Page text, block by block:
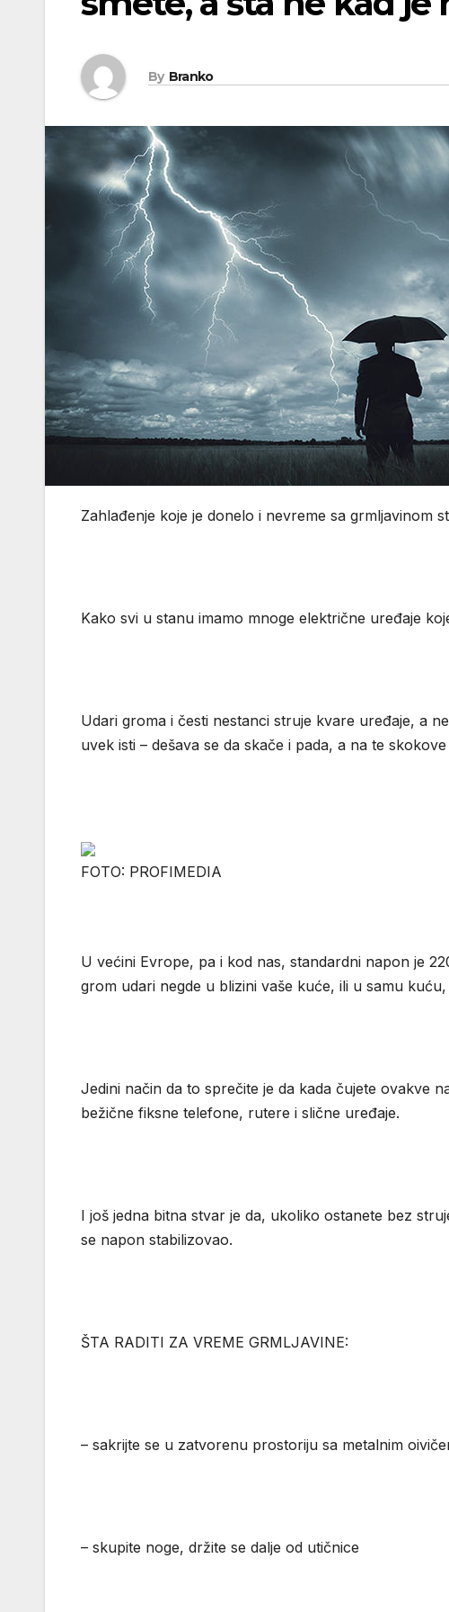
By Branko
Zahlađenje koje je donelo i nevreme sa grmljavinom
Kako svi u stanu imamo mnoge električne uređaje
Udari groma i česti nestanci struje kvare uređaje, a
uvek isti – dešava se da skače i pada, a na te
FOTO: PROFIMEDIA
U većini Evrope, pa i kod nas, standardni napon je
grom udari negde u blizini vaše kuće, ili u samu
Jedini način da to sprečite je da kada čujete ovakve
bežične fiksne telefone, rutere i slične uređaje.
I još jedna bitna stvar je da, ukoliko ostanete bez
se napon stabilizovao.
ŠTA RADITI ZA VREME GRMLJAVINE:
– sakrijte se u zatvorenu prostoriju sa metalnim
– skupite noge, držite se dalje od utičnice